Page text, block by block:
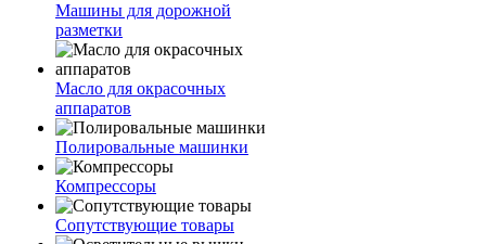
Машины для дорожной
разметки
Масло для окрасочных
аппаратов
Полировальные машинки
Компрессоры
Сопутствующие товары